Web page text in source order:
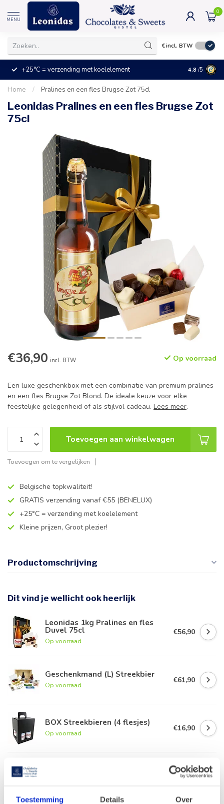
Toestemming Details Over
MENU
0
€incl. BTW
+25°C = verzending met koelelement Kleine
4.8 /5
Home / Pralines en een fles Brugse Zot 75cl
Leonidas Pralines en een fles Brugse Zot
75cl
€36,90 incl. BTW Op voorraad
Een luxe geschenkbox met een combinatie van premium pralines
en een fles Brugse Zot Blond. De ideale keuze voor elke
feestelijke gelegenheid of als stijlvol cadeau. Lees meer.
Toevoegen aan winkelwagen
Toevoegen om te vergelijken
Belgische topkwaliteit!
GRATIS verzending vanaf €55 (BENELUX)
+25°C = verzending met koelelement
Kleine prijzen, Groot plezier!
Productomschrijving
Dit vind je wellicht ook heerlijk
Leonidas 1kg Pralines en fles
Duvel 75cl
Op voorraad
€56,90
Geschenkmand (L) Streekbier
Op voorraad
€61,90
BOX Streekbieren (4 flesjes)
Op voorraad
€16,90
€1,00